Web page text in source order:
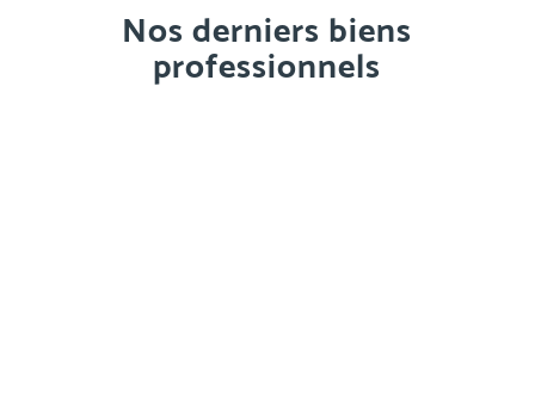
Nos derniers biens
professionnels